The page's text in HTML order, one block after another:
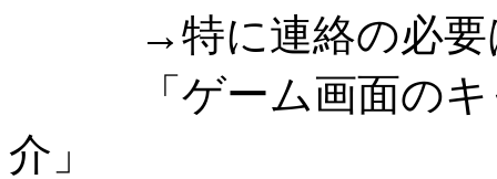
→特に連絡の必要
「ゲーム画面のキャ
介」